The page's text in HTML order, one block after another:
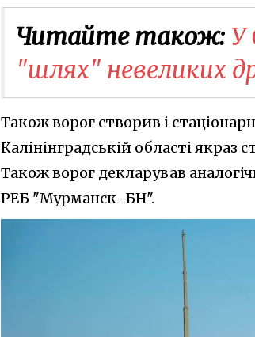
Читайте також: У
"шлях" невеликих
Також ворог створив і
Калінінградській області якраз
Також ворог декларував
РЕБ "Мурманск-БН".